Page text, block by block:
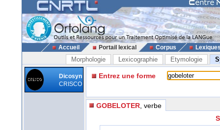
Accueil Portail lexical Corpus
Morphologie Lexicographie Etymologie
Dicosyn
CRISCO
Entrez une forme
GOBELOTER , verbe